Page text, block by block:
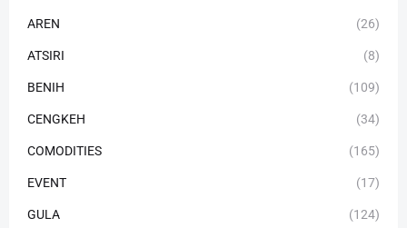
AREN (26)
ATSIRI (8)
BENIH (109)
CENGKEH (34)
COMODITIES (165)
EVENT (17)
GULA (124)